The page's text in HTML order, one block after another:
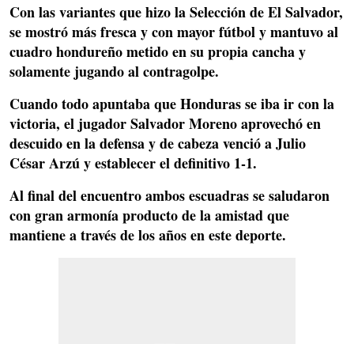
Con las variantes que hizo la Selección de El Salvador,
se mostró más fresca y con mayor fútbol y mantuvo al
cuadro hondureño metido ensu propia cancha y
solamente jugando al contragolpe.
Cuando todo apuntaba que Honduras se iba ir con la
victoria, el jugadorSalvador Moreno aprovechó en
descuido en la defensay de cabeza venció a Julio
César Arzú y establecer el definitivo 1-1.
Al final del encuentro ambos escuadras se saludaron
con gran armonía producto de la amistad que
mantiene a través de los años en este deporte.